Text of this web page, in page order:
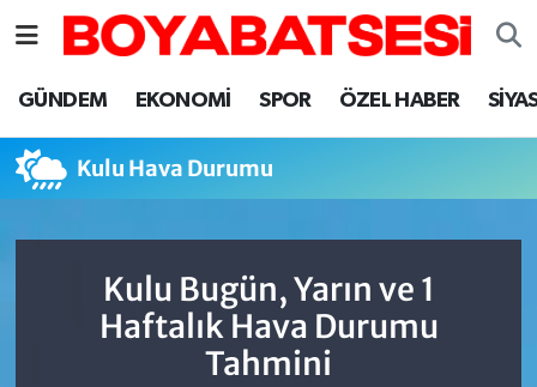
GÜNDEM EKONOMİ SPOR ÖZEL HABER
Kulu Hava Durumu
Kulu Bugün, Yarın ve 1
Haftalık Hava Durumu
Tahmini
Sinop Nöbetçi Eczaneler
Sinop Hava Durumu
Sinop Trafik Yoğunluk Haritası
Süper Lig Puan Durumu ve Fikstür